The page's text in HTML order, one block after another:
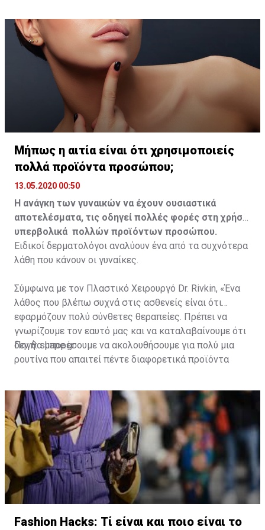
Mήπως η αιτία είναι ότι χρησιμοποιείς
πολλά προϊόντα προσώπου;
13.05.2020 00:50
Η ανάγκη των γυναικών να έχουν ουσιαστικά
αποτελέσματα, τις οδηγεί πολλές φορές στη χρήση
υπερβολικά πολλών προϊόντων προσώπου.
Ειδικοί δερματολόγοι αναλύουν ένα από τα συχνότερα
λάθη που κάνουν οι γυναίκες.
Σύμφωνα με τον Πλαστικό Χειρουργό Dr. Rivkin, «Ένα
λάθος που βλέπω συχνά στις ασθενείς είναι ότι
εφαρμόζουν πολύ σύνθετες θεραπείες. Πρέπει να
γνωρίζουμε τον εαυτό μας και να καταλαβαίνουμε ότι
δεν θα μπορέσουμε να ακολουθήσουμε για πολύ μια
ρουτίνα που απαιτεί πέντε διαφορετικά προϊόντα
ελάχιστο δυνατό. Μια καλύτερη στρατηγική θα ήταν
να επιλέξεις δύο ή τρία προϊόντα, να συνηθίσεις αυτή
τη ρουτίνα και να την διατηρήσεις για ένα μεγάλο
χρονικό διάστημα. Η ποιότητα των προϊόντων που
χρησιμοποιείς είναι σημαντική, αλλά είναι ακόμη πιο
σημαντικό να χρησιμοποιείς με συνέπεια κάτι κάθε
πρωί και βράδυ».
Πηγή: shape.gr
Fashion Hacks: Τί είναι και ποιο είναι το